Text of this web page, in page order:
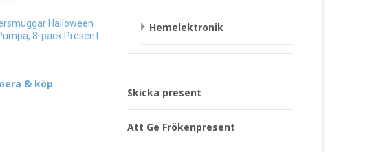
Halloween
8-pack Present
& köp
Mugg Älskad – Puss Puss
299kr
Läs mera & köp
Hemelektronik
Skicka present
Att Ge Frökenpresent